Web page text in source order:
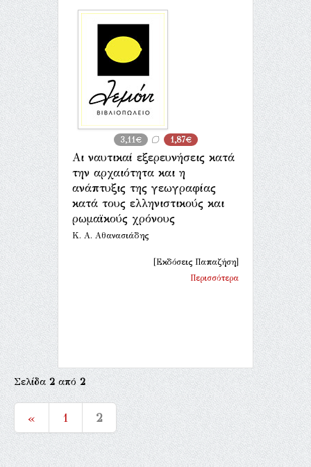
3,11€ 1,87€
Αι ναυτικαί εξερευνήσεις κατά
την αρχαιότητα και η
ανάπτυξις της γεωγραφίας
κατά τους ελληνιστικούς και
ρωμαϊκούς χρόνους
Κ. Α. Αθανασιάδης
[Εκδόσεις Παπαζήση]
Περισσότερα
Σελίδα2από2
« 1 2